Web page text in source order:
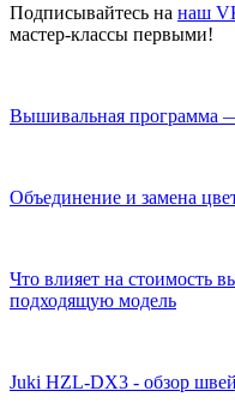
Подписывайтесь на наш
мастер-классы первыми!
Вышивальная программа
Объединение и замена
Что влияет на стоимость
подходящую модель
Juki HZL-DX3 - обзор